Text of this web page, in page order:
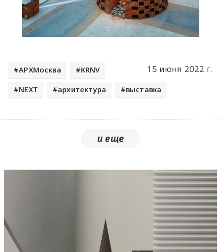
15 июня 2022 г.
АРХМосква KRNV
NEXT архитектура выставка